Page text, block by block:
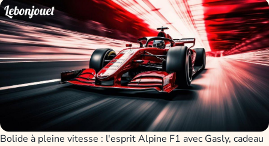
Bolide à pleine vitesse : l'esprit Alpine F1 avec Gasly, cadeau